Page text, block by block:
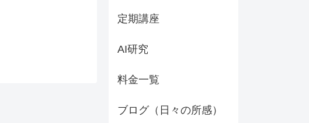
定期講座
AI研究
料金一覧
ブログ（日々の所感）